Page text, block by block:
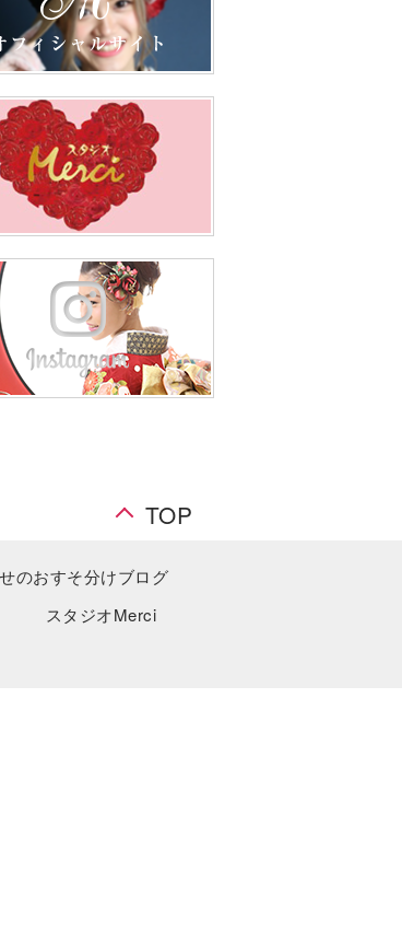
TOP
のおすそ分けブログ
スタジオMerci